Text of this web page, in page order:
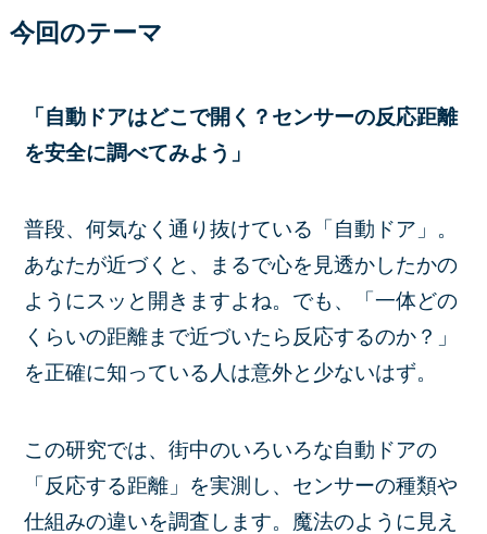
今回のテーマ
「自動ドアはどこで開く？センサーの反応距離
を安全に調べてみよう 」
普段、何気なく通り抜けている「自動ドア」。
あなたが近づくと、まるで心を見透かしたかの
ようにスッと開きますよね。でも、「一体どの
くらいの距離まで近づいたら反応するのか？」
を正確に知っている人は意外と少ないはず。
この研究では、街中のいろいろな自動ドアの
「反応する距離」を実測し、センサーの種類や
仕組みの違いを調査します。魔法のように見え